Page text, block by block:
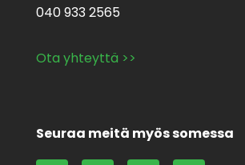
040 933 2565
Ota yhteyttä >>
Seuraa meitä myös somessa